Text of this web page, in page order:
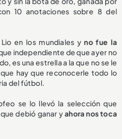
10 anotaciones sobre 8 del
en los mundiales yno fue la
independiente de que ayer no
es una estrella a la que no se le
hay que reconocerle todo lo
del fútbol.
se lo llevó la selección que
debió ganar yahora nos toca